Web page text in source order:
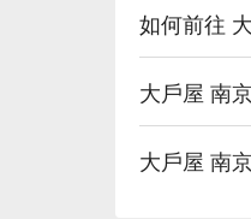
💡 未成年請
如何前往
大戶屋 南
大戶屋 南